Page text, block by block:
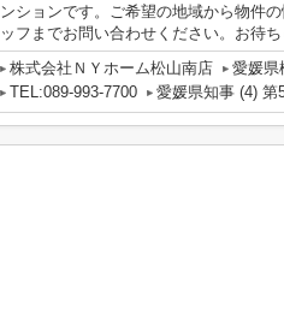
ンションです。ご希望の地域から物件
ッフまでお問い合わせください。お待ち
株式会社ＮＹホーム松山南店
愛媛県
TEL:089-993-7700
愛媛県知事 (4) 第